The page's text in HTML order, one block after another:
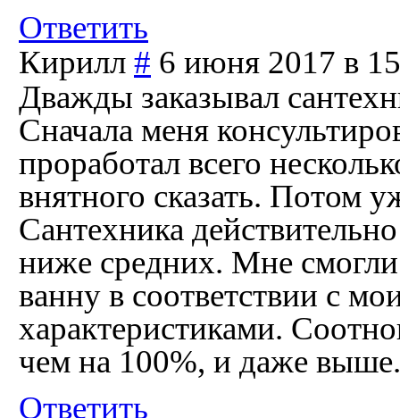
Ответить
Кирилл # 6 июня 2017 в
Дважды заказывал
Сначала меня
проработал всего
внятного сказать. Потом
Сантехника
ниже средних. Мне смогли
ванну в соответствии с
характеристиками.
чем на 100%, и даже выше.
Ответить